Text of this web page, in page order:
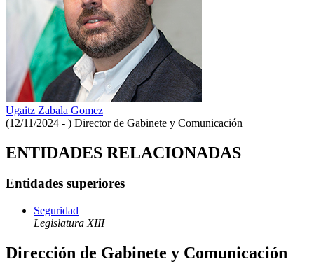
Ugaitz Zabala Gomez
(12/11/2024 - ) Director de Gabinete y Comunicación
ENTIDADES RELACIONADAS
Entidades superiores
Seguridad
Legislatura XIII
Dirección de Gabinete y Comunicación